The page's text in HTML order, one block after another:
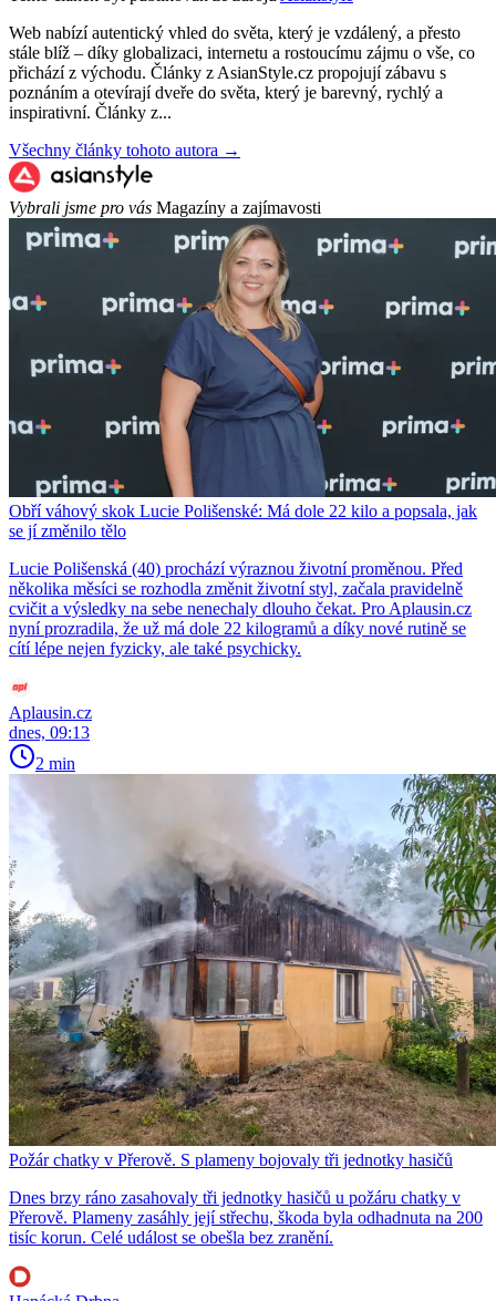
Web nabízí autentický vhled do světa, který je vzdálený, a přesto
stále blíž – díky globalizaci, internetu a rostoucímu zájmu o vše, co
přichází z východu. Články z AsianStyle.cz propojují zábavu s
poznáním a otevírají dveře do světa, který je barevný, rychlý a
inspirativní. Články z...
Všechny články tohoto autora →
Vybrali jsme pro vás Magazíny a zajímavosti
Obří váhový skok Lucie Polišenské: Má dole 22 kilo a popsala, jak
se jí změnilo tělo
Lucie Polišenská (40) prochází výraznou životní proměnou. Před
několika měsíci se rozhodla změnit životní styl, začala pravidelně
cvičit a výsledky na sebe nenechaly dlouho čekat. Pro Aplausin.cz
nyní prozradila, že už má dole 22 kilogramů a díky nové rutině se
cítí lépe nejen fyzicky, ale také psychicky.
Aplausin.cz
dnes, 09:13
2 min
Požár chatky v Přerově. S plameny bojovaly tři jednotky hasičů
Dnes brzy ráno zasahovaly tři jednotky hasičů u požáru chatky v
Přerově. Plameny zasáhly její střechu, škoda byla odhadnuta na 200
tisíc korun. Celé událost se obešla bez zranění.